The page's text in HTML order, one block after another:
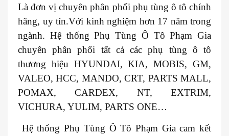
Là đơn vị chuyên phân phối phụ tùng ô tô chính
hãng, uy tín.Với kinh nghiệm hơn 17 năm trong
ngành. Hệ thống Phụ Tùng Ô Tô Phạm Gia
chuyên phân phối tất cả các phụ tùng ô tô
thương hiệu HYUNDAI, KIA, MOBIS, GM,
VALEO, HCC, MANDO, CRT, PARTS MALL,
POMAX, CARDEX, NT, EXTRIM,
VICHURA, YULIM, PARTS ONE…
Hệ thống Phụ Tùng Ô Tô Phạm Gia cam kết